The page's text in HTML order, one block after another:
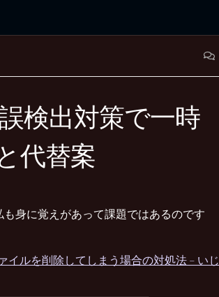
検出対策で一時
代替案
身に覚えがあって課題ではあるのです
イルを削除してしまう場合の対処法 – いじ